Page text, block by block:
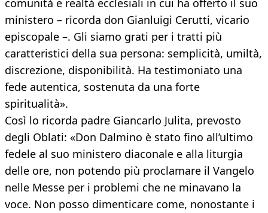
comunità e realtà ecclesiali in cui ha offerto il suo
ministero – ricorda don Gianluigi Cerutti, vicario
episcopale –. Gli siamo grati per i tratti più
caratteristici della sua persona: semplicità, umiltà,
discrezione, disponibilità. Ha testimoniato una
fede autentica, sostenuta da una forte
spiritualità».
Così lo ricorda padre Giancarlo Julita, prevosto
degli Oblati: «Don Dalmino è stato fino all’ultimo
fedele al suo ministero diaconale e alla liturgia
delle ore, non potendo più proclamare il Vangelo
nelle Messe per i problemi che ne minavano la
voce. Non posso dimenticare come, nonostante i